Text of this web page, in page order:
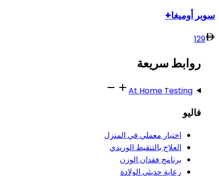
سوبر أوميغا+
129
روابط سريعة
At Home Testing
فاليو
اختبار معملي في المنزل
العلاج بالتنقيط الوريدي
برنامج فقدان الوزن
رعاية حديثي الولادة